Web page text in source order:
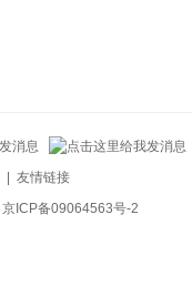
| 友情链接
京ICP备09064563号-2